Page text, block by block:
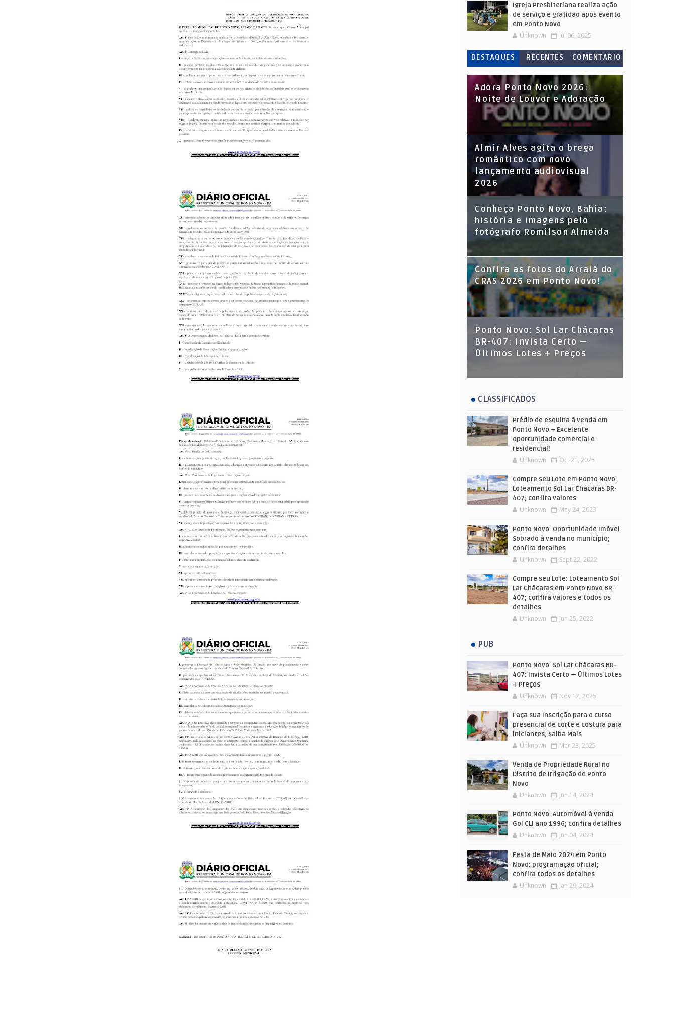
Igreja Presbiteriana realiza ação
de serviço e gratidão após evento
em Ponto Novo
Unknown Jul 06, 2025
DESTAQUES RECENTES
COMENTARIO
S
Adora Ponto Novo 2026:
Noite de Louvor e Adoração
Almir Alves agita o brega
romântico com novo
lançamento audiovisual
2026
Conheça Ponto Novo, Bahia:
história e imagens pelo
fotógrafo Romilson Almeida
Confira as fotos do Arraiá do
CRAS 2026 em Ponto Novo!
Ponto Novo: Sol Lar Chácaras
BR-407: Invista Certo —
Últimos Lotes + Preços
CLASSIFICADOS
Prédio de esquina à venda em
Ponto Novo – Excelente
oportunidade comercial e
residencial!
Unknown Oct 21, 2025
Compre seu Lote em Ponto Novo:
Loteamento Sol Lar Chácaras BR-
407; confira valores
Unknown May 24, 2023
Ponto Novo: Oportunidade Imóvel
Sobrado à venda no município;
confira detalhes
Unknown Sept 22, 2022
Compre seu Lote: Loteamento Sol
Lar Chácaras em Ponto Novo BR-
407; confira valores e todos os
detalhes
Unknown Jun 25, 2022
PUB
Ponto Novo: Sol Lar Chácaras BR-
407: Invista Certo — Últimos Lotes
+ Preços
Unknown Nov 17, 2025
Faça sua Inscrição para o curso
presencial de corte e costura para
iniciantes; Saiba Mais
Unknown Mar 23, 2025
Venda de Propriedade Rural no
Distrito de Irrigação de Ponto
Novo
Unknown Jun 14, 2024
Ponto Novo: Automóvel à venda
Gol CLI ano 1996; confira detalhes
Unknown Jun 04, 2024
Festa de Maio 2024 em Ponto
Novo: programação oficial;
confira todos os detalhes
Unknown Jan 29, 2024